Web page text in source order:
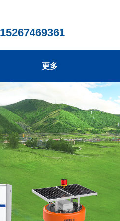
15267469361
更多